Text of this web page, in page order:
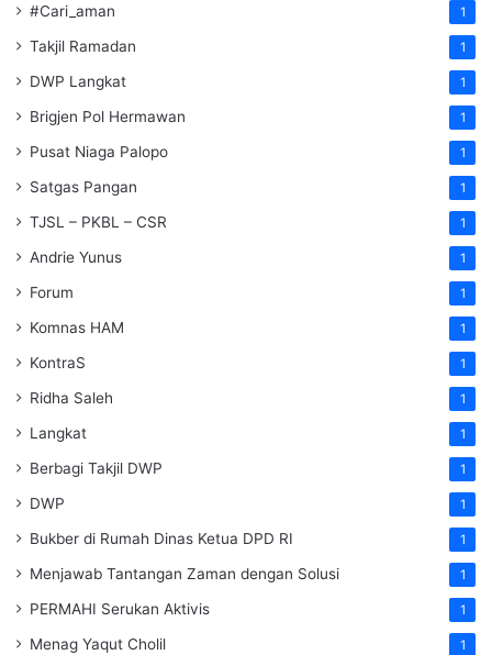
#Cari_aman 1
Takjil Ramadan 1
DWP Langkat 1
Brigjen Pol Hermawan 1
Pusat Niaga Palopo 1
Satgas Pangan 1
TJSL – PKBL – CSR 1
Andrie Yunus 1
Forum 1
Komnas HAM 1
KontraS 1
Ridha Saleh 1
Langkat 1
Berbagi Takjil DWP 1
DWP 1
Bukber di Rumah Dinas Ketua DPD RI 1
Menjawab Tantangan Zaman dengan Solusi 1
PERMAHI Serukan Aktivis 1
Menag Yaqut Cholil 1